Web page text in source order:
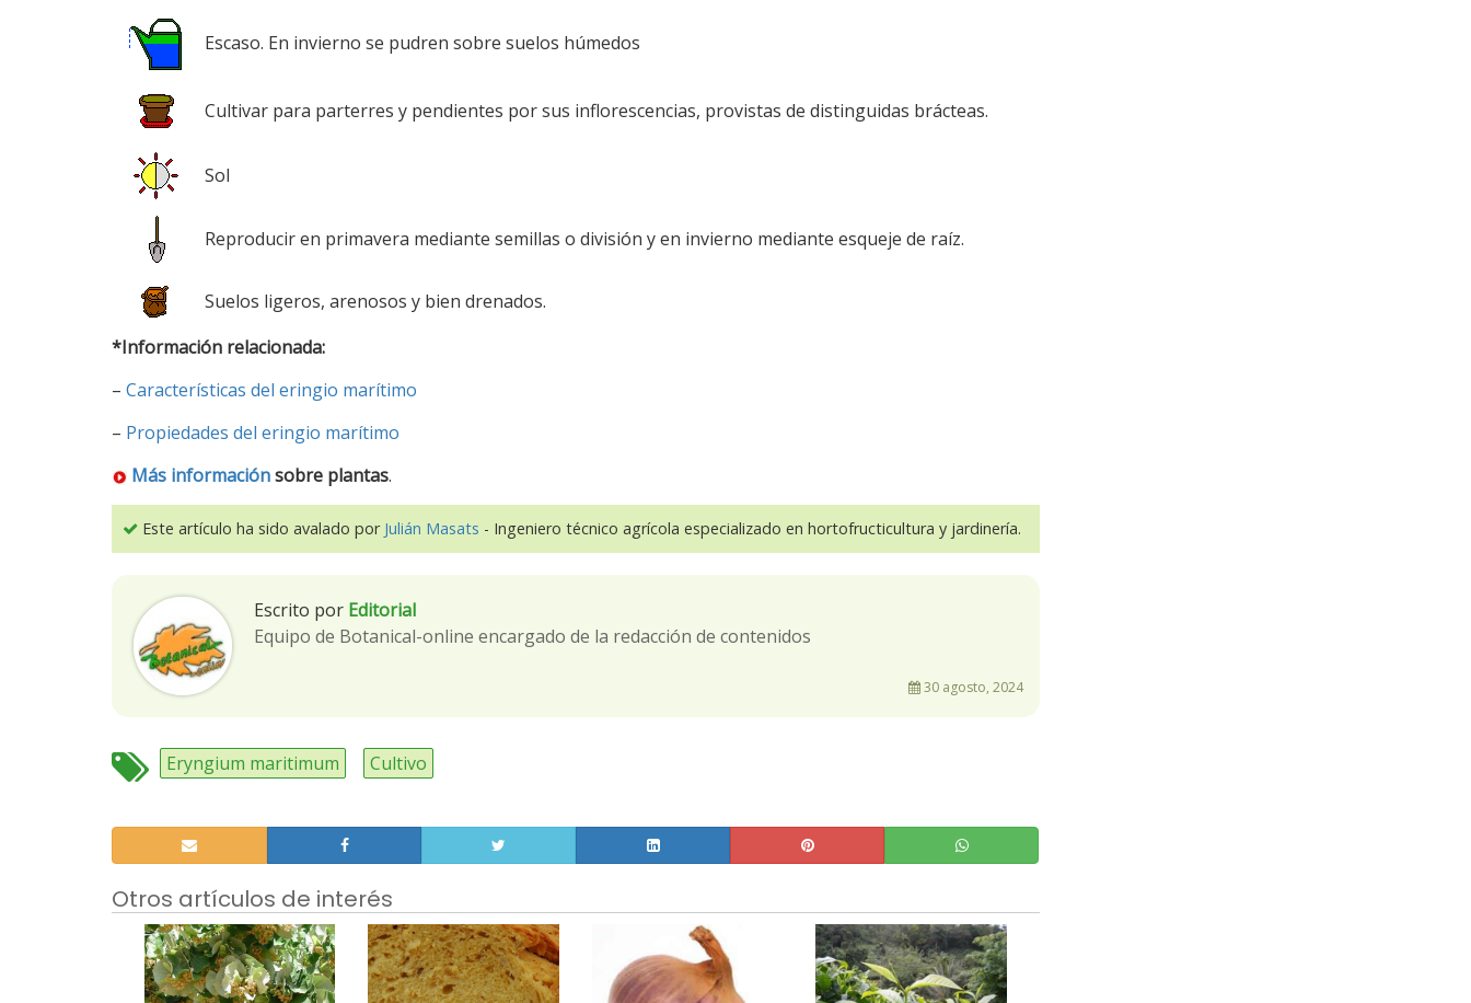
Escaso. En invierno se pudren sobre suelos húmedos
Cultivar para parterres y pendientes por sus inflorescencias, provistas de distinguidas brácteas.
Sol
Reproducir en primavera mediante semillas o división y en invierno mediante esqueje de raíz.
Suelos ligeros, arenosos y bien drenados.
*Información relacionada:
– Características del eringio marítimo
– Propiedades del eringio marítimo
Más informaciónsobre plantas.
Este artículo ha sido avalado por Julián Masats - Ingeniero técnico agrícola especializado en hortofructicultura y jardinería.
Escrito por Editorial
Equipo de Botanical-online encargado de la redacción de contenidos
30 agosto, 2024
Eryngium maritimum Cultivo
Otros artículos de interés